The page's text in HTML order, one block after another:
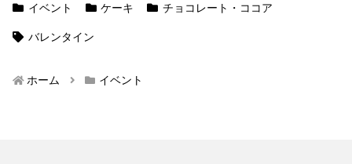
イベント ケーキ チョコレート・ココア
バレンタイン
ホーム イベント